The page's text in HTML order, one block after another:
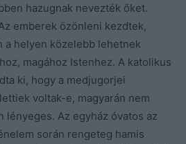
hazugnak nevezték őket.
emberek özönleni kezdtek,
a helyen közelebb lehetnek
magához Istenhez. A katolikus
ki, hogy a medjugorjei
voltak-e, magyarán nem
lényeges. Az egyház óvatos az
során rengeteg hamis